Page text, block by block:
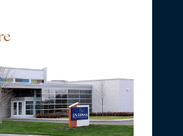
enfants: Annie, Daniel
Mylène (Stéphane); ses
Alec, India, Kélyane,